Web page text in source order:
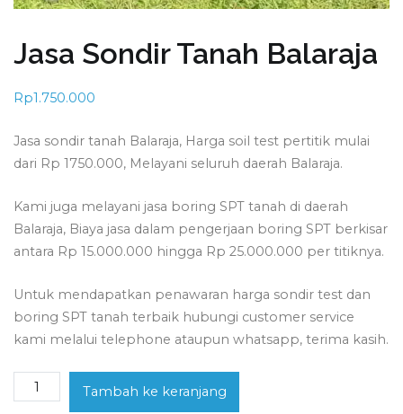
Jasa Sondir Tanah Balaraja
Rp1.750.000
Jasa sondir tanah Balaraja, Harga soil test pertitik mulai
dari Rp 1750.000, Melayani seluruh daerah Balaraja.
Kami juga melayani jasa boring SPT tanah di daerah
Balaraja, Biaya jasa dalam pengerjaan boring SPT berkisar
antara Rp 15.000.000 hingga Rp 25.000.000 per titiknya.
Untuk mendapatkan penawaran harga sondir test dan
boring SPT tanah terbaik hubungi customer service
kami melalui telephone ataupun whatsapp, terima kasih.
Kuantitas
Jasa
Tambah ke keranjang